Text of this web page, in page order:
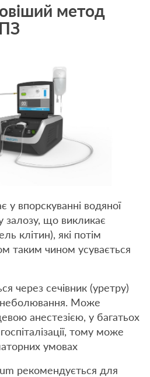
метод
у впорскуванні водяної
залозу, що викликає
клітин), які потім
таким чином усувається
через сечівник (уретру)
Може
анестезією, у багатьох
тому може
умовах
рекомендується для